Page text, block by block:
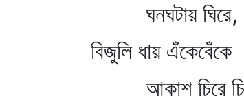
ঘনঘটায় ঘিরে,
বিজুলি ধায় এঁকেবেঁকে
আকাশ চিরে